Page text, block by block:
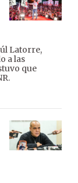
Latorre,
a las
que